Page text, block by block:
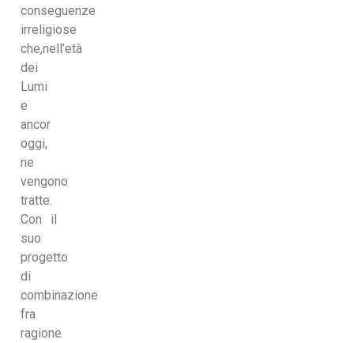
conseguenze
irreligiose
che,nell’età
dei
Lumi
e
ancor
oggi,
ne
vengono
tratte.
Con il
suo
progetto
di
combinazione
fra
ragione